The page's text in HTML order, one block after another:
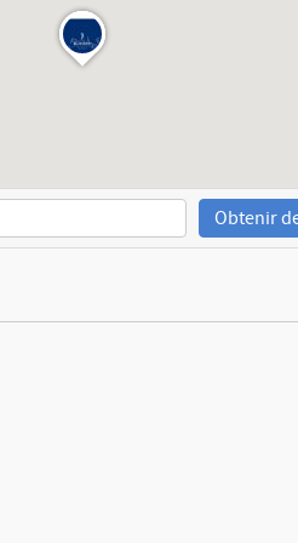
Obtenir